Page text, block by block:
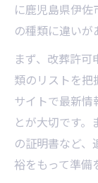
に鹿児島県伊
の種類に違いが
まず、改葬許
類のリストを把
サイトで最新情
とが大切です
の証明書など
裕をもって準備